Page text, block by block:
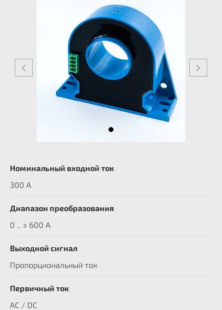
Номинальный входной ток
300 A
Диапазон преобразования
0 .. ± 600 А
Выходной сигнал
Пропорциональный ток
Первичный ток
AC / DC